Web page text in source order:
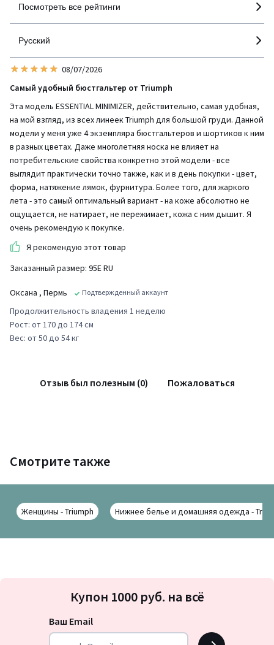
Посмотреть все рейтинги
Русский
08/07/2026
Самый удобный бюстгальтер от Triumph
Эта модель ESSENTIAL MINIMIZER, действительно, самая удобная,
на мой взгляд, из всех линеек Triumph для большой груди. Данной
модели у меня уже 4 экземпляра бюстгальтеров и шортиков к ним
в разных цветах. Даже многолетняя носка не влияет на
потребительские свойства конкретно этой модели - все
выглядит практически точно также, как и в день покупки - цвет,
форма, натяжение лямок, фурнитура. Более того, для жаркого
лета - это самый оптимальный вариант - на коже абсолютно не
ощущается, не натирает, не пережимает, кожа с ним дышит. Я
очень рекомендую к покупке.
Я рекомендую этот товар
Заказанный размер: 95Е RU
Оксана , Пермь Подтвержденный аккаунт
Продолжительность владения 1 неделю
Рост: от 170 до 174 см
Вес: от 50 до 54 кг
Отзыв был полезным (0) Пожаловаться
Смотрите также
Женщины - Triumph Нижнее белье и домашняя одежда -
Подписка
на
Купон 1000 руб. на всё
Ваш Email
OK